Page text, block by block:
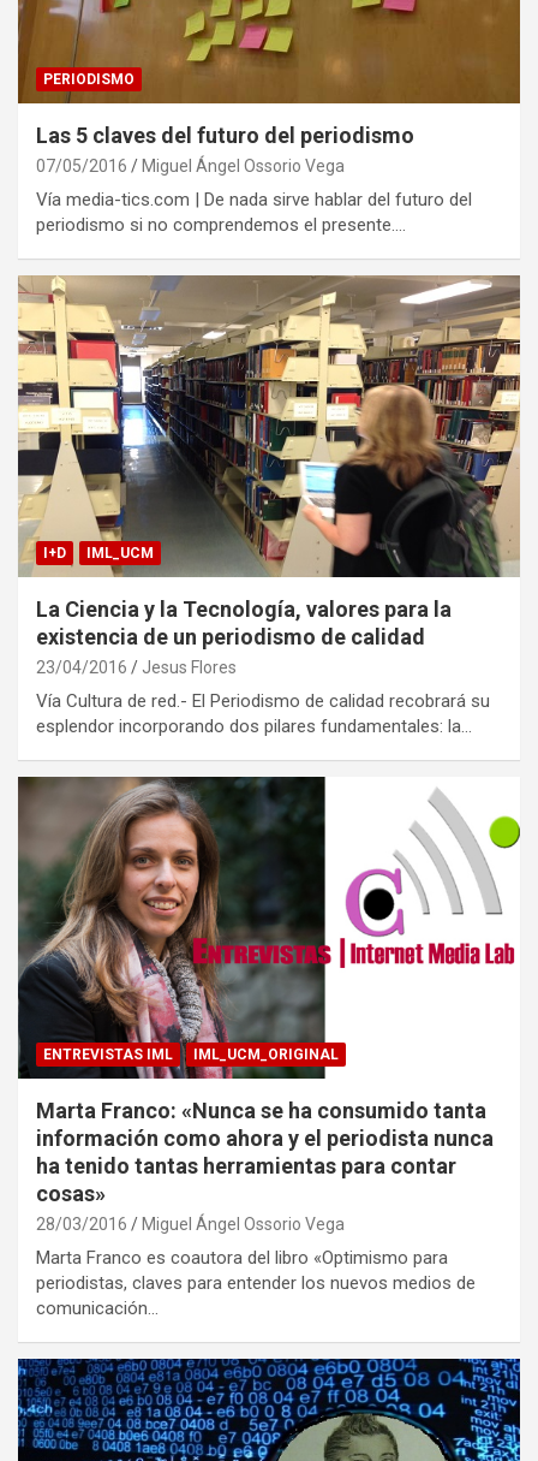
PERIODISMO
Las 5 claves del futuro del periodismo
07/05/2016 Miguel Ángel Ossorio Vega
Vía media-tics.com | De nada sirve hablar del futuro del
periodismo si no comprendemos el presente.…
I+D IML_UCM
La Ciencia y la Tecnología, valores para la
existencia de un periodismo de calidad
23/04/2016 Jesus Flores
Vía Cultura de red.- El Periodismo de calidad recobrará su
esplendor incorporando dos pilares fundamentales: la…
ENTREVISTAS IML IML_UCM_ORIGINAL
Marta Franco: «Nunca se ha consumido tanta
información como ahora y el periodista nunca
ha tenido tantas herramientas para contar
cosas»
28/03/2016 Miguel Ángel Ossorio Vega
Marta Franco es coautora del libro «Optimismo para
periodistas, claves para entender los nuevos medios de
comunicación…